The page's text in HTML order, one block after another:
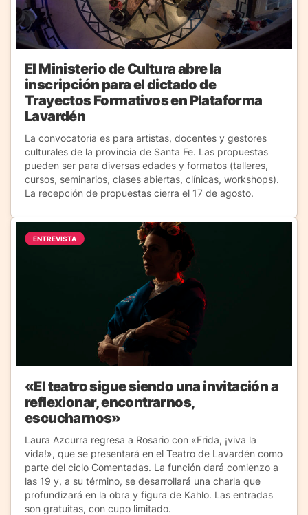
El Ministerio de Cultura abre la
inscripción para el dictado de
Trayectos Formativos en Plataforma
Lavardén
La convocatoria es para artistas, docentes y gestores
culturales de la provincia de Santa Fe. Las propuestas
pueden ser para diversas edades y formatos (talleres,
cursos, seminarios, clases abiertas, clínicas, workshops).
La recepción de propuestas cierra el 17 de agosto.
ENTREVISTA
«El teatro sigue siendo una invitación a
reflexionar, encontrarnos,
escucharnos»
Laura Azcurra regresa a Rosario con «Frida, ¡viva la
vida!», que se presentará en el Teatro de Lavardén como
parte del ciclo Comentadas. La función dará comienzo a
las 19 y, a su término, se desarrollará una charla que
profundizará en la obra y figura de Kahlo. Las entradas
son gratuitas, con cupo limitado.